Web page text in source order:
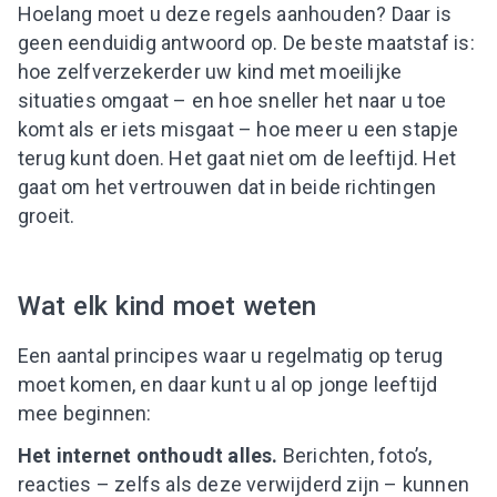
Hoelang moet u deze regels aanhouden? Daar is
geen eenduidig antwoord op. De beste maatstaf is:
hoe zelfverzekerder uw kind met moeilijke
situaties omgaat – en hoe sneller het naar u toe
komt als er iets misgaat – hoe meer u een stapje
terug kunt doen. Het gaat niet om de leeftijd. Het
gaat om het vertrouwen dat in beide richtingen
groeit.
Wat elk kind moet weten
Een aantal principes waar u regelmatig op terug
moet komen, en daar kunt u al op jonge leeftijd
mee beginnen:
Het internet onthoudt alles. Berichten, foto’s,
reacties – zelfs als deze verwijderd zijn – kunnen